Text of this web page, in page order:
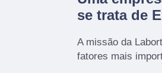
se trata de
A missão da
fatores mais